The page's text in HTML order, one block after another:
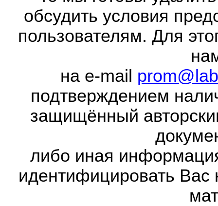
обсудить условия
пользователям. Для
на e-mail
подтверждением
защищённый
либо иная
идентифицировать Вас